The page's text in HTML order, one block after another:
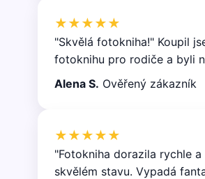
★★★★★
"Skvělá fotokniha!" Koupil
fotoknihu pro rodiče a byli
Alena S. Ověřený zákazník
★★★★★
"Fotokniha dorazila rychle a
skvělém stavu. Vypadá